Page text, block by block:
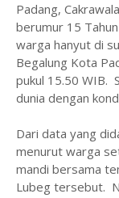
Padang,
berumur 15
warga hanyut di
Begalung Kota
pukul 15.50 WIB.
dunia dengan
Dari data yang
menurut warga
mandi bersama
Lubeg tersebut.